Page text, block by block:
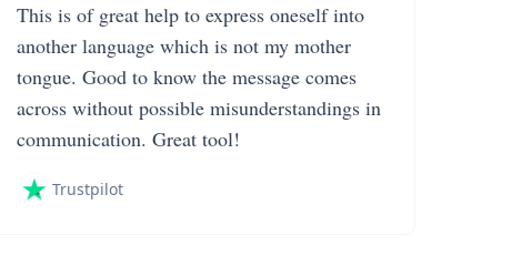
This is of great help to express oneself into
another language which is not my mother
tongue. Good to know the message comes
across without possible misunderstandings in
communication. Great tool!
Trustpilot